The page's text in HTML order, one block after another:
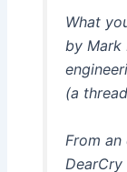
What
by Mark
(a
From